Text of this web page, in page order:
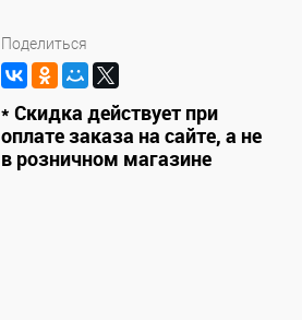
Поделиться
* Скидка действует при
оплате заказа на сайте, а не
в розничном магазине